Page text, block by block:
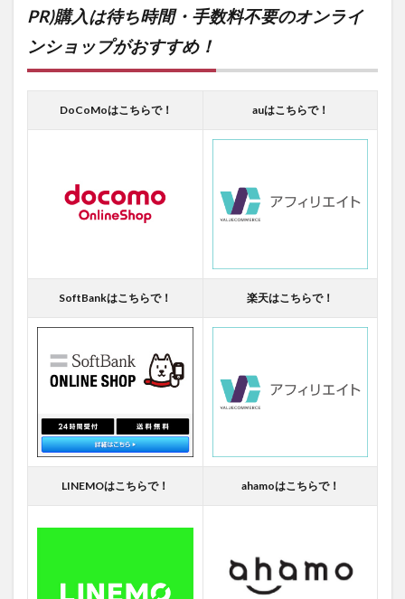
PR)購入は待ち時間・手数料不要のオンライ
ンショップがおすすめ！
DoCoMoはこちらで！ auはこちらで！
SoftBankはこちらで！ 楽天はこちらで！
LINEMOはこちらで！ ahamoはこちらで！